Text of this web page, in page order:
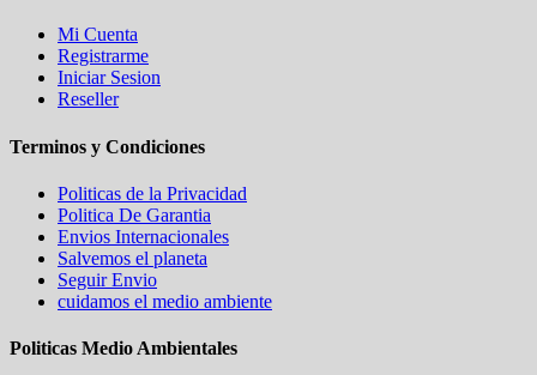
Mi Cuenta
Registrarme
Iniciar Sesion
Reseller
Terminos y Condiciones
Politicas de la Privacidad
Politica De Garantia
Envios Internacionales
Salvemos el planeta
Seguir Envio
cuidamos el medio ambiente
Politicas Medio Ambientales